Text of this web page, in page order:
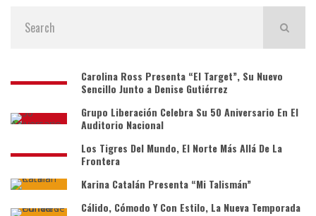
Carolina Ross Presenta “El Target”, Su Nuevo
Sencillo Junto a Denise Gutiérrez
Grupo Liberación Celebra Su 50 Aniversario En El
Auditorio Nacional
Los Tigres Del Mundo, El Norte Más Allá De La
Frontera
Karina Catalán Presenta “Mi Talismán”
Cálido, Cómodo Y Con Estilo, La Nueva Temporada